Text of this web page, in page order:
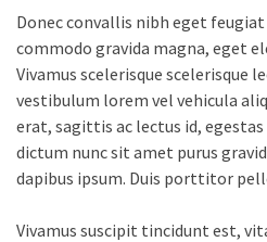
Donec convallis nibh eget
commodo gravida magna, eget
Vivamus scelerisque scelerisque
vestibulum lorem vel vehicula
erat, sagittis ac lectus id,
dictum nunc sit amet purus
dapibus ipsum. Duis porttitor
Vivamus suscipit tincidunt est,